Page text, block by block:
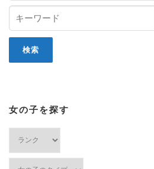
女の子を探す